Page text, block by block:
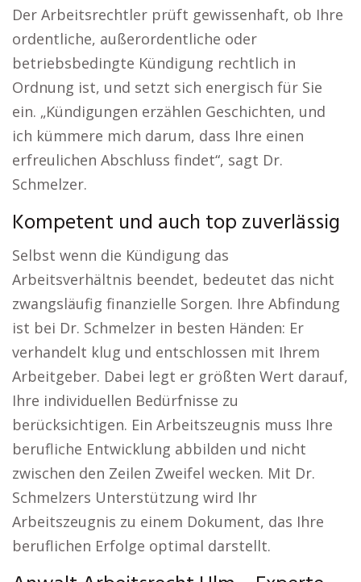
Der Arbeitsrechtler prüft gewissenhaft, ob Ihre
ordentliche, außerordentliche oder
betriebsbedingte Kündigung rechtlich in
Ordnung ist, und setzt sich energisch für Sie
ein. „Kündigungen erzählen Geschichten, und
ich kümmere mich darum, dass Ihre einen
erfreulichen Abschluss findet“, sagt Dr.
Schmelzer.
Kompetent und auch top zuverlässig
Selbst wenn die Kündigung das
Arbeitsverhältnis beendet, bedeutet das nicht
zwangsläufig finanzielle Sorgen. Ihre Abfindung
ist bei Dr. Schmelzer in besten Händen: Er
verhandelt klug und entschlossen mit Ihrem
Arbeitgeber. Dabei legt er größten Wert darauf,
Ihre individuellen Bedürfnisse zu
berücksichtigen. Ein Arbeitszeugnis muss Ihre
berufliche Entwicklung abbilden und nicht
zwischen den Zeilen Zweifel wecken. Mit Dr.
Schmelzers Unterstützung wird Ihr
Arbeitszeugnis zu einem Dokument, das Ihre
beruflichen Erfolge optimal darstellt.